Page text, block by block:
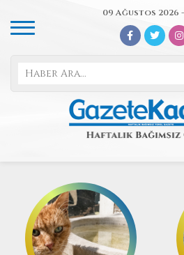
09 Ağustos 2026